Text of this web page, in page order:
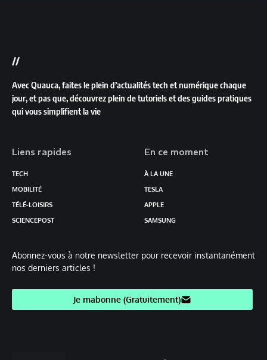
//
Avec Quauca, faites le plein d’actualités tech et numérique chaque
jour, et pas que, découvrez plein de tutoriels et des guides pratiques
qui vous simplifient la vie
Liens rapides
TECH
MOBILITÉ
TÉLÉ-LOISIRS
SCIENCEPOST
En ce moment
À LA UNE
TESLA
APPLE
SAMSUNG
Abonnez-vous à notre newsletter pour recevoir instantanément
nos derniers articles !
Je mabonne (Gratuitement)